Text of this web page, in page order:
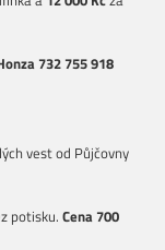
732 755 918
vest od Půjčovny
potisku. Cena 700